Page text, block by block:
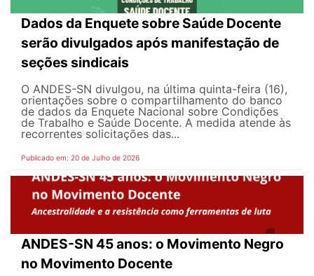
Dados da Enquete sobre Saúde Docente
serão divulgados após manifestação de
seções sindicais
O ANDES-SN divulgou, na última quinta-feira (16),
orientações sobre o compartilhamento do banco
de dados da Enquete Nacional sobre Condições
de Trabalho e Saúde Docente. A medida atende às
recorrentes solicitações das...
Publicado em: 20 de Julho de 2026
ANDES-SN 45 anos: o Movimento Negro
no Movimento Docente